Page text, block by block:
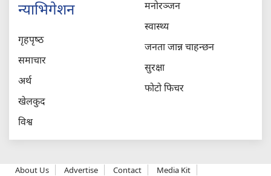
न्याभिगेशन
गृहपृष्‍ठ
समाचार
अर्थ
खेलकुद
विश्व
मनोरञ्जन
स्वास्थ्य
जनता जान्न चाहन्छन
सुरक्षा
फोटो फिचर
About Us Advertise Contact Media Kit